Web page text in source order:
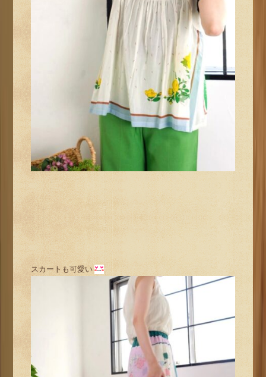
スカートも可愛い